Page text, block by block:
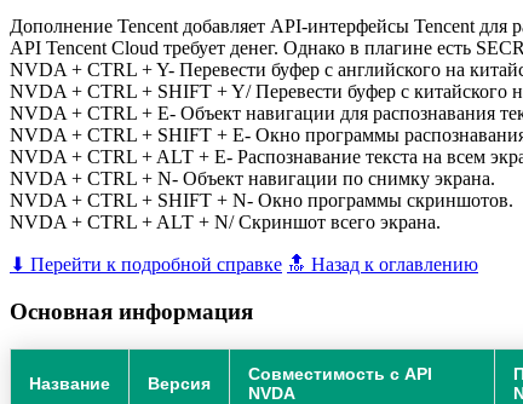
Дополнение Tencent добавляет API-интерфейсы Tencent для
API Tencent Cloud требует денег. Однако в плагине есть
NVDA + CTRL + Y- Перевести буфер с английского на
NVDA + CTRL + SHIFT + Y/ Перевести буфер с китайского
NVDA + CTRL + E- Объект навигации для распознавания
NVDA + CTRL + SHIFT + E- Окно программы распознавания
NVDA + CTRL + ALT + E- Распознавание текста на всем
NVDA + CTRL + N- Объект навигации по снимку экрана.
NVDA + CTRL + SHIFT + N- Окно программы скриншотов.
NVDA + CTRL + ALT + N/ Скриншот всего экрана.
⬇ Перейти к подробной справке 🔝 Назад к оглавлению
Основная информация
Название Версия
Совместимость с API
NVDA